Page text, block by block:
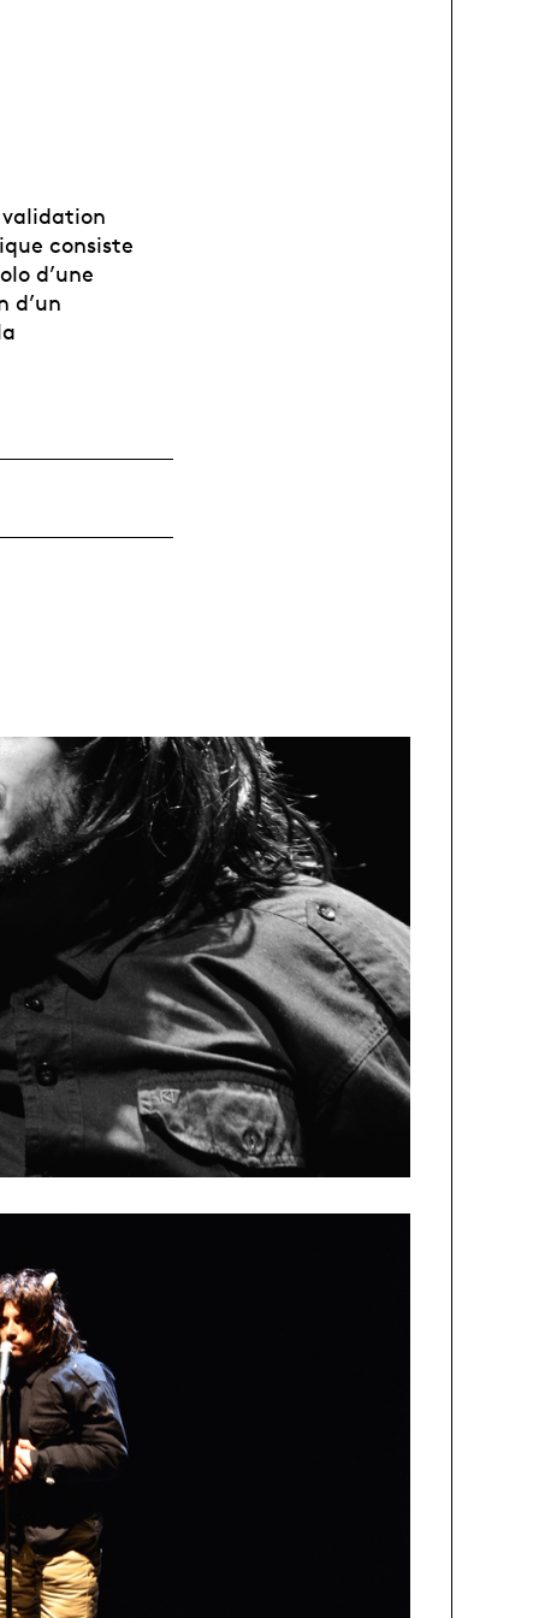
validation
consiste
d’une
d’un